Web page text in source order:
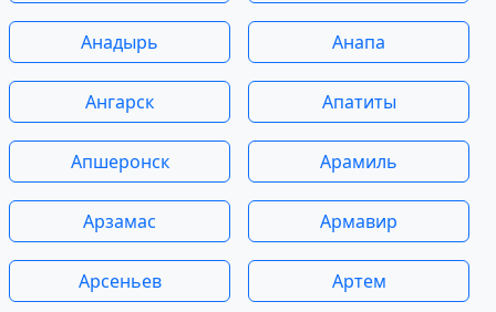
Анадырь Анапа
Ангарск Апатиты
Апшеронск Арамиль
Арзамас Армавир
Арсеньев Артем